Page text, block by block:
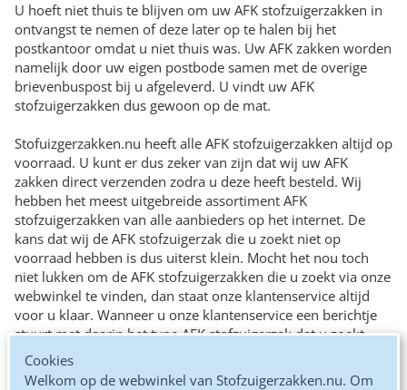
U hoeft niet thuis te blijven om uw AFK stofzuigerzakken in
ontvangst te nemen of deze later op te halen bij het
postkantoor omdat u niet thuis was. Uw AFK zakken worden
namelijk door uw eigen postbode samen met de overige
brievenbuspost bij u afgeleverd. U vindt uw AFK
stofzuigerzakken dus gewoon op de mat.
Stofuizgerzakken.nu heeft alle AFK stofzuigerzakken altijd op
voorraad. U kunt er dus zeker van zijn dat wij uw AFK
zakken direct verzenden zodra u deze heeft besteld. Wij
hebben het meest uitgebreide assortiment AFK
stofzuigerzakken van alle aanbieders op het internet. De
kans dat wij de AFK stofzuigerzak die u zoekt niet op
voorraad hebben is dus uiterst klein. Mocht het nou toch
niet lukken om de AFK stofzuigerzakken die u zoekt via onze
webwinkel te vinden, dan staat onze klantenservice altijd
voor u klaar. Wanneer u onze klantenservice een berichtje
stuurt met daarin het type AFK stofzuigerzak dat u zoekt,
zullen zij de juiste AFK stofzuigerzakken voor u opzoeken en
deze (na uw akkoord) aan u toesturen.
Cookies
Welkom op de webwinkel van Stofzuigerzakken.nu. Om